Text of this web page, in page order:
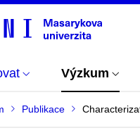
Výzkum
Publikace